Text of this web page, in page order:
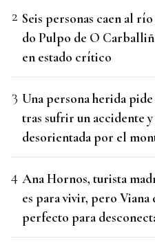
Seis personas caen al
do Pulpo de O
en estado crítico
Una persona herida
tras sufrir un accidente y
desorientada por el
Ana Hornos, turista
es para vivir, pero Viana
perfecto para